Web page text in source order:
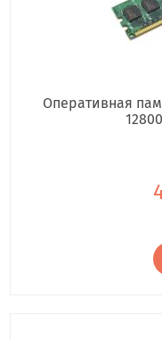
Оперативная